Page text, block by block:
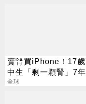
賣腎買iPhone！17歲
中生「剩一顆腎」7
慘況曝光
全球